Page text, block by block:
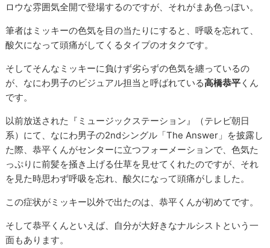
ロウな雰囲気全開で登場するのですが、それがまあ色っぽい。
筆者はミッキーの色気を目の当たりにすると、呼吸を忘れて、
酸欠になって頭痛がしてくるタイプのオタクです。
そしてそんなミッキーに負けず劣らずの色気を纏っているの
が、なにわ男子のビジュアル担当と呼ばれている高橋恭平 くん
です。
以前放送された『ミュージックステーション』（テレビ朝日
系）にて、なにわ男子の2ndシングル「The Answer」を披露し
た際、恭平くんがセンターに立つフォーメーションで、色気た
っぷりに前髪を掻き上げる仕草を見せてくれたのですが、それ
を見た時思わず呼吸を忘れ、酸欠になって頭痛がしました。
この症状がミッキー以外で出たのは、恭平くんが初めてです。
そして恭平くんといえば、自分が大好きなナルシストという一
面もあります。